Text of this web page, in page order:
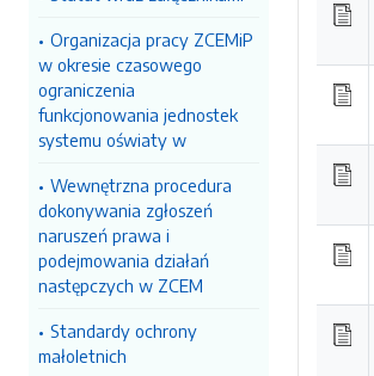
Organizacja pracy ZCEMiP
w okresie czasowego
ograniczenia
funkcjonowania jednostek
systemu oświaty w
Wewnętrzna procedura
dokonywania zgłoszeń
naruszeń prawa i
podejmowania działań
następczych w ZCEM
Standardy ochrony
małoletnich